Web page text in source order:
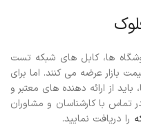
ها، کابل های شبکه تست
بازار عرضه می کنند. اما برای
از ارائه دهنده های معتبر و
تماس با کارشناسان و مشاوران
را دریافت نمایید.